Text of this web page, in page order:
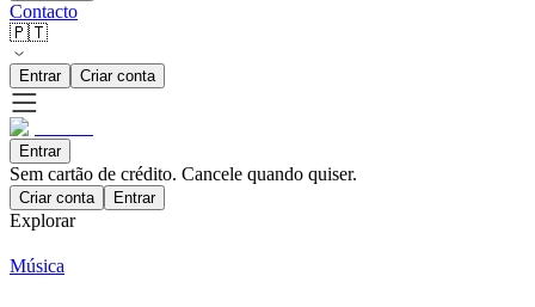
Contacto
🇵🇹
Entrar Criar conta
Entrar
Sem cartão de crédito. Cancele quando quiser.
Criar conta Entrar
Explorar
Música